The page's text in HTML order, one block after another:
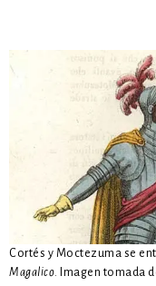
Cortés y Moctezuma se
Magalico . Imagen tomada